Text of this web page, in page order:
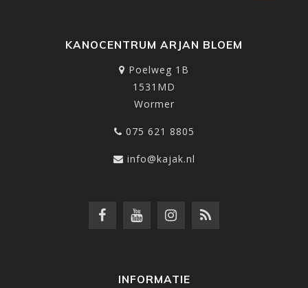
KANOCENTRUM ARJAN BLOEM
Poelweg 1B
1531MD
Wormer
075 621 8805
info@kajak.nl
INFORMATIE